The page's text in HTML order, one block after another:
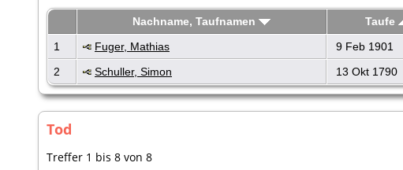
Nachname, Taufnamen Taufe
1
Fuger, Mathias 9 Feb 1901
2
Schuller, Simon 13 Okt 1790
Tod
Treffer 1 bis 8 von 8